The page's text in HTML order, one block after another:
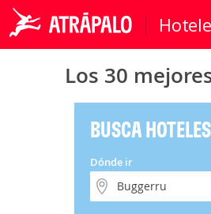
Los 30
BUSCA
Dónde ir